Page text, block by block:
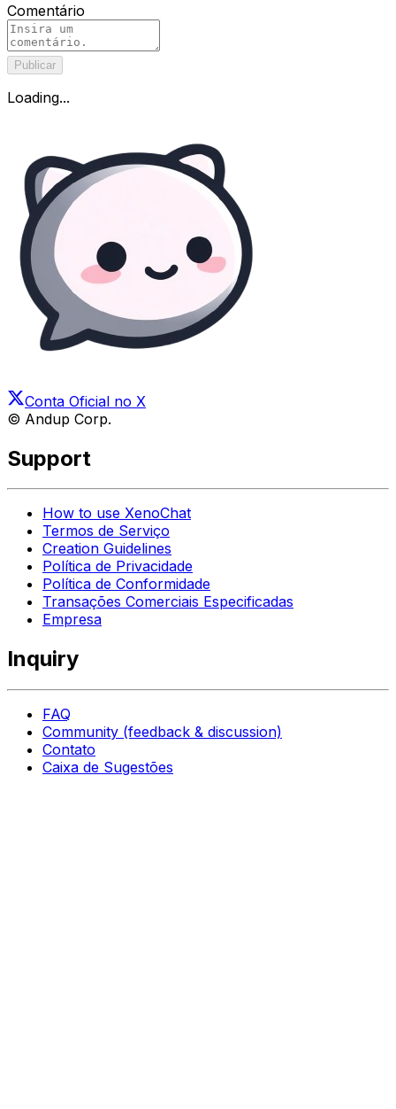
Comentário
Publicar
Loading...
Conta Oficial no X
© Andup Corp.
Support
How to use XenoChat
Termos de Serviço
Creation Guidelines
Política de Privacidade
Política de Conformidade
Transações Comerciais Especificadas
Empresa
Inquiry
FAQ
Community (feedback & discussion)
Contato
Caixa de Sugestões